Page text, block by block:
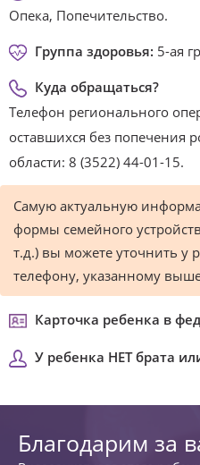
Опека, Попечительство.
Группа здоровья: 5-ая
Куда обращаться?
Телефон регионального
оставшихся без попечения
области: 8 (3522) 44-01-15.
Самую актуальную
формы семейного
т.д.) вы можете уточнить у
телефону, указанному
Карточка ребенка в
У ребенка НЕТ брата
Благодарим за